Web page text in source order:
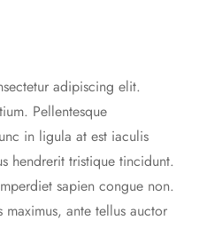
adipiscing elit.
Pellentesque
in ligula at est iaculis
hendrerit tristique tincidunt.
sapien congue non.
ante tellus auctor